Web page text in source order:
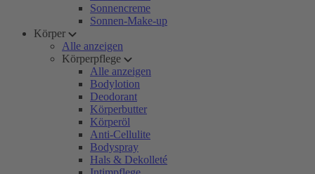
Sonnencreme
Sonnen-Make-up
Körper
Alle anzeigen
Körperpflege
Alle anzeigen
Bodylotion
Deodorant
Körperbutter
Körperöl
Anti-Cellulite
Bodyspray
Hals & Dekolleté